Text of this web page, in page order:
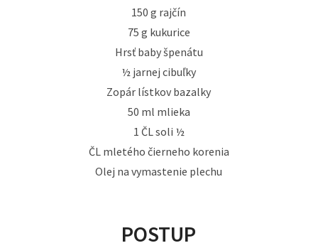
150 g rajčín
75 g kukurice
Hrsť baby špenátu
½ jarnej cibuľky
Zopár lístkov bazalky
50 ml mlieka
1 ČL soli ½
ČL mletého čierneho korenia
Olej na vymastenie plechu
POSTUP